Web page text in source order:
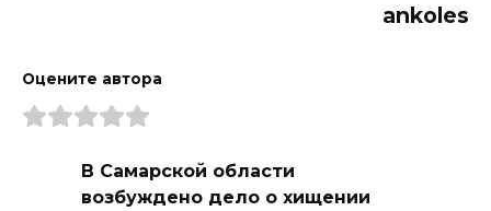
ankoles
Оцените автора
В Самарской области
возбуждено дело о хищении